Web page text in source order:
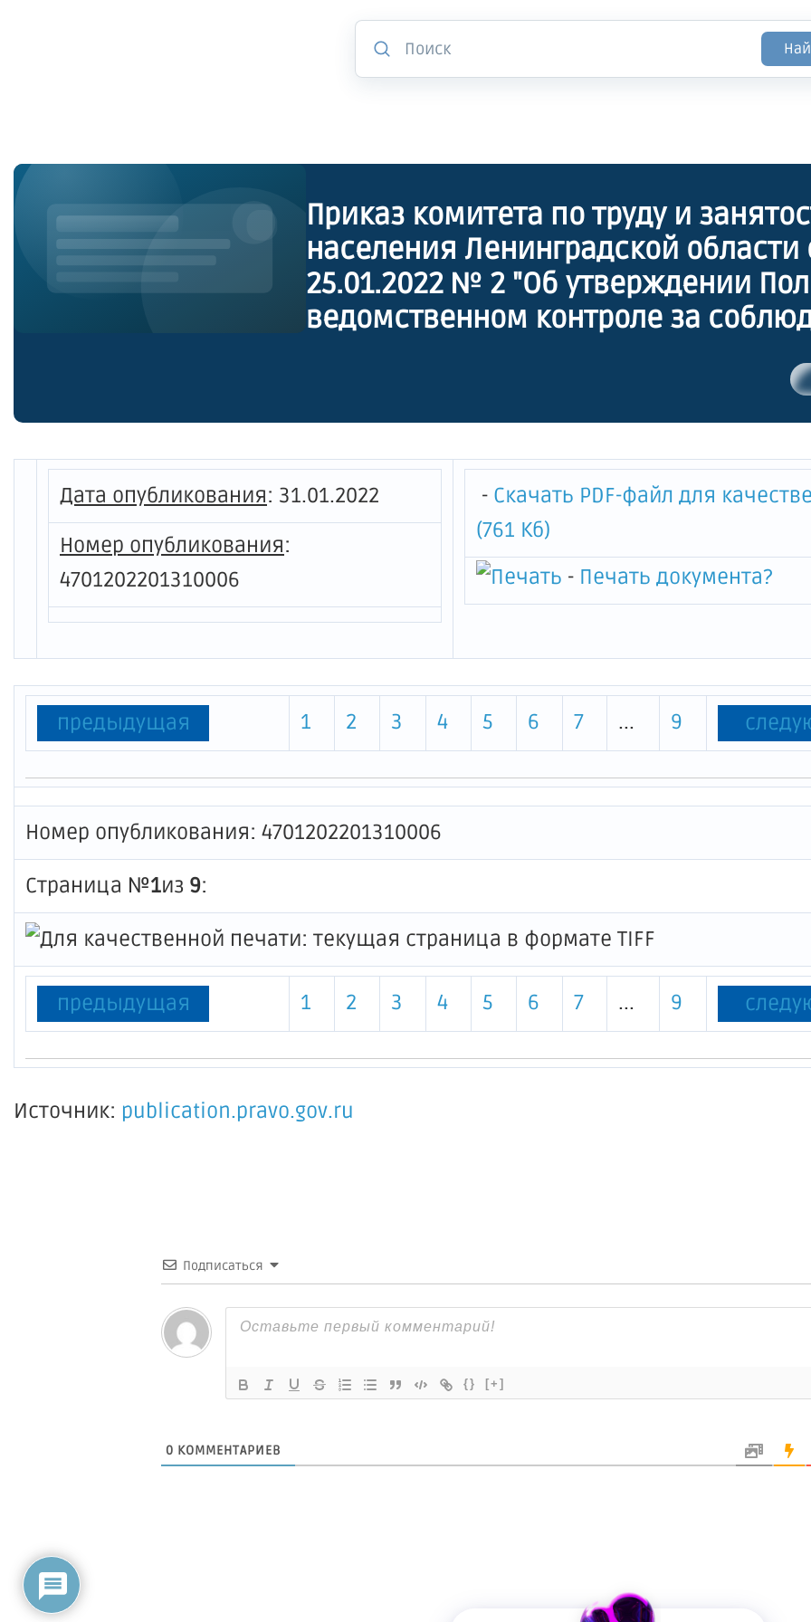
Приказ комитета по труду и
населения Ленинградской области
25.01.2022 № 2 "Об утверждении
ведомственном контроле за
нормативных правовых актов,
нормы трудового права в
организациях комитета по труду и
населения Ленинградской области"
Дата опубликования: 31.01.2022
Номер опубликования:
4701202201310006
- Скачать PDF-файл для
(761 Кб)
- Печать документа?
предыдущая 1 2 3 4 5 6 7 ... 9
Номер опубликования: 4701202201310006
Страница №1из 9:
предыдущая 1 2 3 4 5 6 7 ... 9
Источник: publication.pravo.gov.ru
Подписаться
{} [+]
0 КОММЕНТАРИЕВ